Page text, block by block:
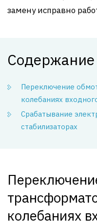
замену исправно
Содержание
Переключение
колебаниях
Срабатывание
стабилизаторах
колебаниях